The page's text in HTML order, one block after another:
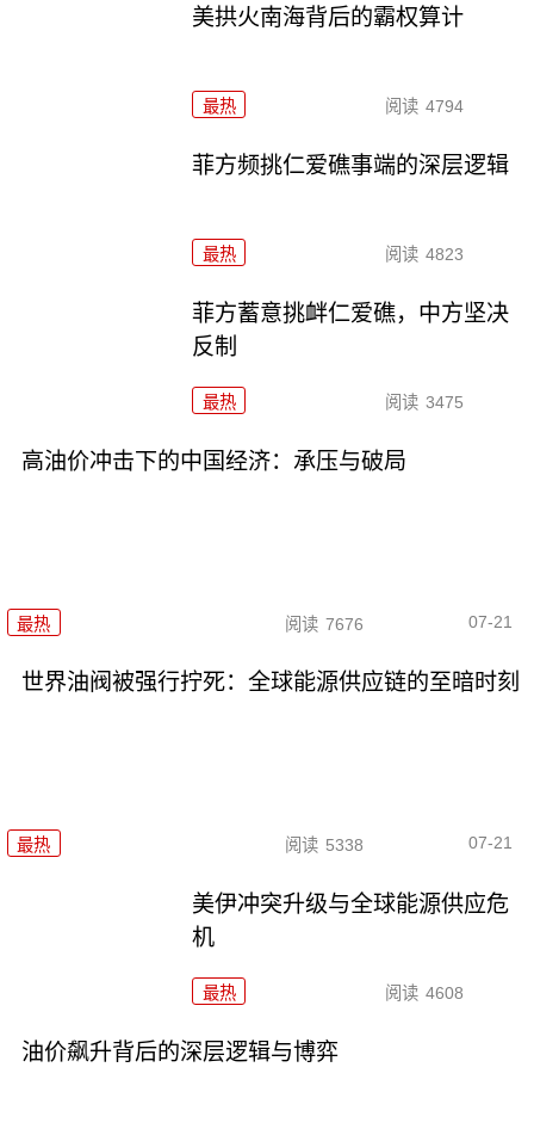
美拱火南海背后的霸权算计
最热 阅读 4794
菲方频挑仁爱礁事端的深层逻辑
最热 阅读 4823
菲方蓄意挑衅仁爱礁，中方坚决
反制
最热 阅读 3475
高油价冲击下的中国经济：承压与破局
最热 阅读 7676 07-21
世界油阀被强行拧死：全球能源供应链的至暗时刻
最热 阅读 5338 07-21
美伊冲突升级与全球能源供应危
机
最热 阅读 4608
油价飙升背后的深层逻辑与博弈